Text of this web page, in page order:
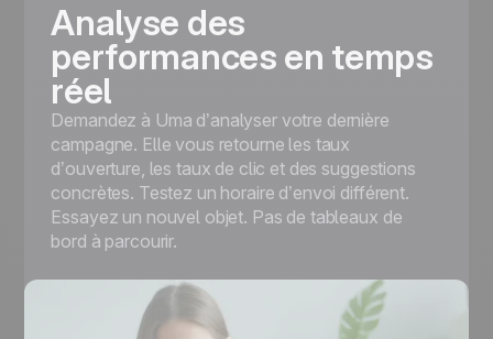
Analyse des
performances en temps
réel
Demandez à Uma d’analyser votre dernière
campagne. Elle vous retourne les taux
d’ouverture, les taux de clic et des suggestions
concrètes. Testez un horaire d’envoi différent.
Essayez un nouvel objet. Pas de tableaux de
bord à parcourir.